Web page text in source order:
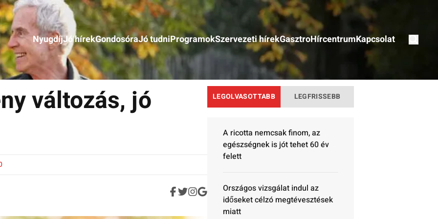
NyugdíjJó hírekGondosóraJó tudniProgramokSzervezeti hírekGasztroHírcentrumKapcsolat
változás, jó
LEGOLVASOTTABB LEGFRISSEBB
A ricotta nemcsak finom, az
egészségnek is jót tehet 60 év
felett
Országos vizsgálat indul az
időseket célzó megtévesztések
miatt